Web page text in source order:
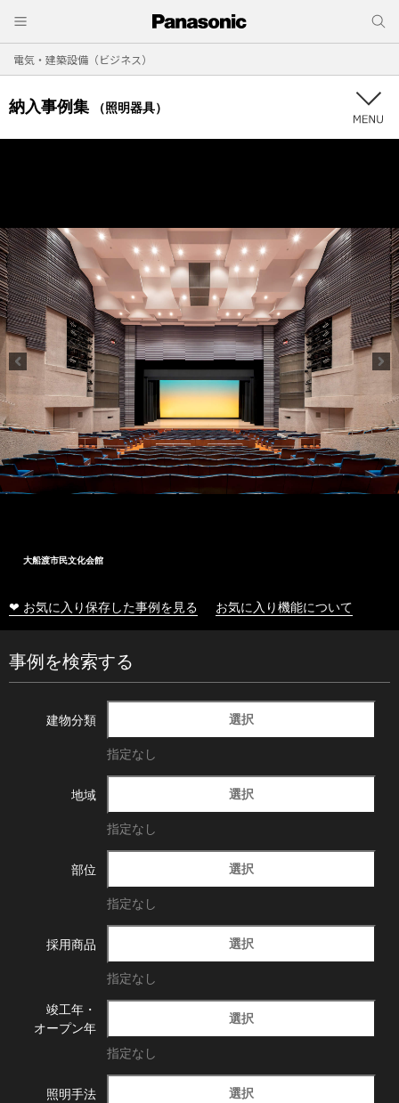
電気・建築設備（ビジネス）
納入事例集 （照明器具）
大船渡市民文化会館
❤ お気に入り保存した事例を見る お気に入り機能について
事例を検索する
建物分類 選択
指定なし
地域 選択
指定なし
部位 選択
指定なし
採用商品 選択
指定なし
竣工年・
オープン年
選択
指定なし
照明手法 選択